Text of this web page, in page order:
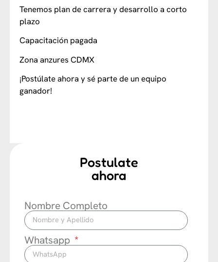
Postulate
ahora
Nombre Completo
Whatsapp
Tenemos plan de carrera y desarrollo a corto
plazo
Capacitación pagada
Zona anzures CDMX
¡Postúlate ahora y sé parte de un equipo
ganador!